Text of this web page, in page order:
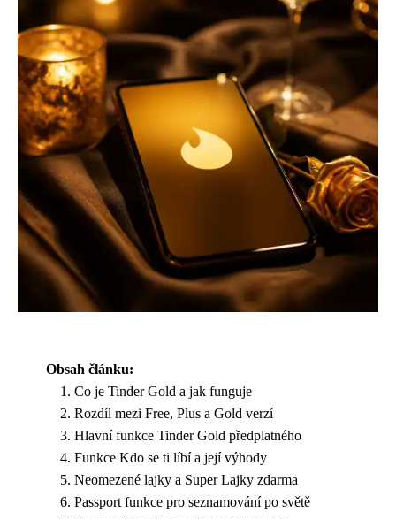
Obsah článku:
Co je Tinder Gold a jak funguje
Rozdíl mezi Free, Plus a Gold verzí
Hlavní funkce Tinder Gold předplatného
Funkce Kdo se ti líbí a její výhody
Neomezené lajky a Super Lajky zdarma
Passport funkce pro seznamování po světě